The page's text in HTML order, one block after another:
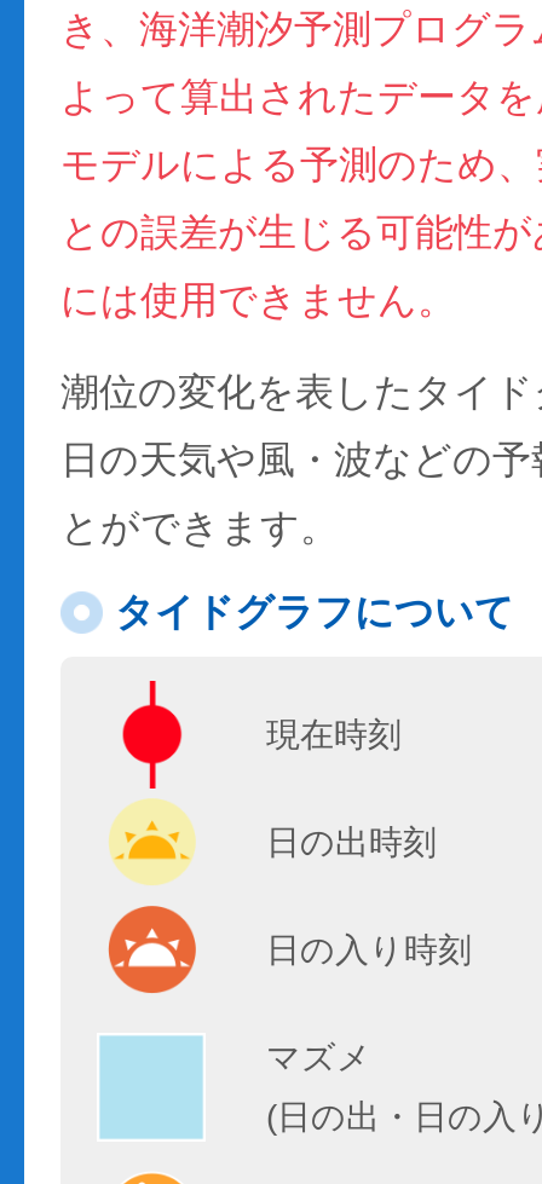
き、海洋潮汐予測プログ
よって算出されたデータ
モデルによる予測のため
との誤差が生じる可能性
には使用できません。
潮位の変化を表したタイ
日の天気や風・波などの
とができます。
タイドグラフについて
現在時刻
日の出時刻
日の入り時刻
マズメ
(日の出・日の入